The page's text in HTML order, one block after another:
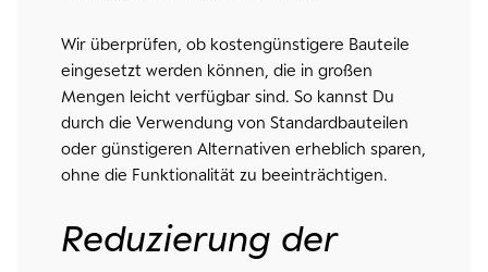
Wir überprüfen, ob kostengünstigere Bauteile
eingesetzt werden können, die in großen
Mengen leicht verfügbar sind. So kannst Du
durch die Verwendung von Standardbauteilen
oder günstigeren Alternativen erheblich sparen,
ohne die Funktionalität zu beeinträchtigen.
Reduzierung der